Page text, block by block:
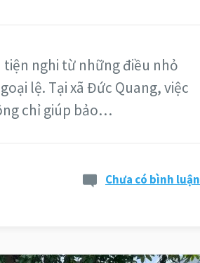
tiện nghi từ những điều nhỏ
lệ. Tại xã Đức Quang, việc
chỉ giúp bảo…
Chưa có bình luận